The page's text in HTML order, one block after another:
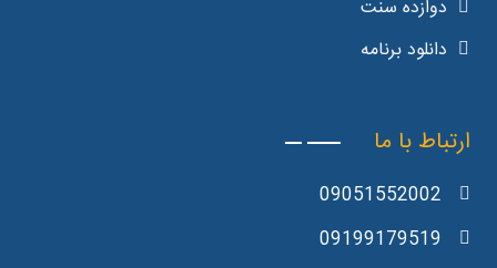
دوازده سنت
دانلود برنامه
ارتباط با ما
09051552002
09199179519